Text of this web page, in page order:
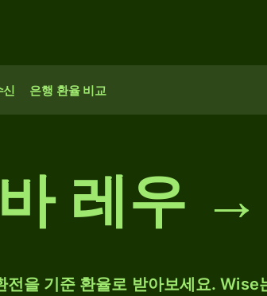
신 은행 환율 비교
레우 →
을 기준 환율로 받아보세요. Wise